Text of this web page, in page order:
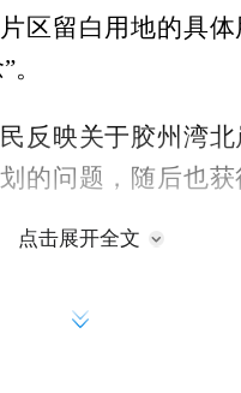
区留白用地的具体
。
反映关于胶州湾
的问题，随后也获
点击展开全文